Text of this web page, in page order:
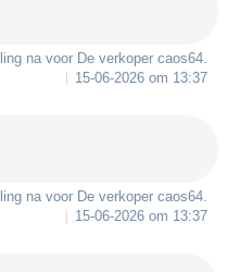
na voor De verkoper caos64
15-06-2026 om 13:37
na voor De verkoper caos64
15-06-2026 om 13:37